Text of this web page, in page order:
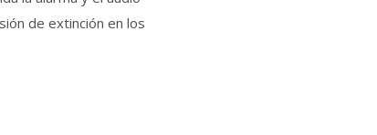
de extinción en los